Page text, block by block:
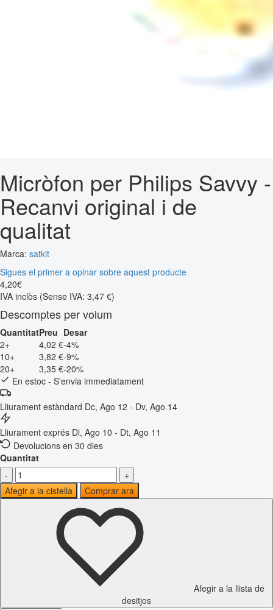
Micròfon per Philips Savvy -
Recanvi original i de
qualitat
Marca: satkit
Sigues el primer a opinar sobre aquest producte
4,20€
IVA inclòs (Sense IVA: 3,47 €)
Descomptes per volum
QuantitatPreu Desar
2+
4,02 €-4%
10+
3,82 €-9%
20+
3,35 €-20%
En estoc - S'envia immediatament
Lliurament estàndard Dc, Ago 12 - Dv, Ago 14
Lliurament exprés Dl, Ago 10 - Dt, Ago 11
Devolucions en 30 dies
Quantitat
-
+
Afegir a la cistella
Comprar ara
Afegir a la llista de
desitjos